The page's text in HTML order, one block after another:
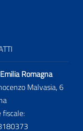
Romagna
Malvasia, 6
fiscale: